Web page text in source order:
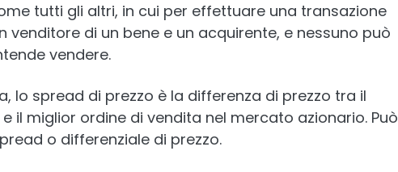
tutti gli altri, in cui per effettuare una transazione
venditore di un bene e un acquirente, e nessuno può
vendere.
lo spread di prezzo è la differenza di prezzo tra il
il miglior ordine di vendita nel mercato azionario. Può
o differenziale di prezzo.